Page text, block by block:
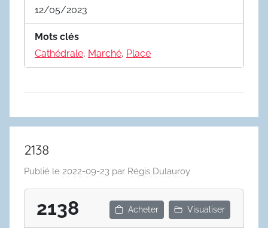
12/05/2023
Mots clés
Cathédrale, Marché, Place
2138
Publié le 2022-09-23 par Régis Dulauroy
2138 Acheter Visualiser